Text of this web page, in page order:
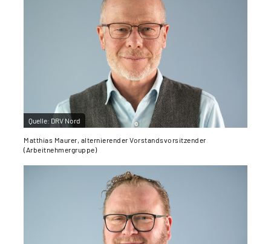
Quelle: DRV Nord
Matthias Maurer, alternierender Vorstandsvorsitzender
(Arbeitnehmergruppe)